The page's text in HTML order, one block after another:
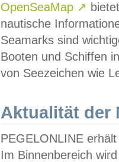
OpenSeaMap ↗
nautische
Seamarks sind
Booten und Schiffen
von Seezeichen wie
Aktualität der
PEGELONLINE
Im Binnenbereich